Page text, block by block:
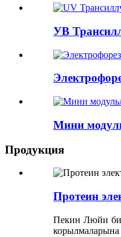
УВ
Мини
Продукция
Протеин
Пекин Люйи